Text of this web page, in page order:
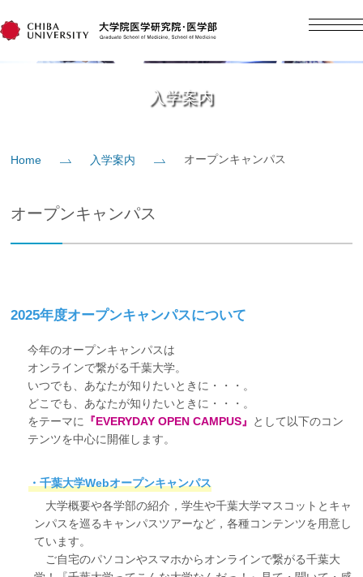
日本語
研究
企業の方大学院志望の方 医学部志望の方
お問い合わせ 交通アクセス
入学案内
Home 入学案内 オープンキャンパス
オープンキャンパス
2025年度オープンキャンパスについて
今年のオープンキャンパスは
オンラインで繋がる千葉大学。
いつでも、あなたが知りたいときに・・・。
どこでも、あなたが知りたいときに・・・。
をテーマに 『EVERYDAY OPEN CAMPUS』 として以下のコン
テンツを中心に開催します。
・千葉大学Webオープンキャンパス
大学概要や各学部の紹介，学生や千葉大学マスコットとキャ
ンパスを巡るキャンパスツアーなど，各種コンテンツを用意し
ています。
ご自宅のパソコンやスマホからオンラインで繋がる千葉大